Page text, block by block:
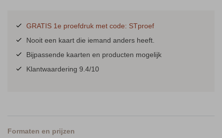
GRATIS 1e proefdruk met code: STproef
Nooit een kaart die iemand anders heeft.
Bijpassende kaarten en producten mogelijk
Klantwaardering 9.4/10
Formaten en prijzen